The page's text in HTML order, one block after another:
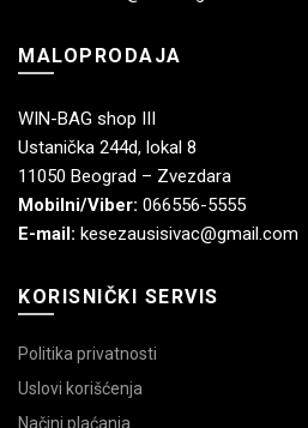
MALOPRODAJA
WIN-BAG shop III
Ustanička 244d, lokal 8
11050 Beograd – Zvezdara
Mobilni/Viber: 066556-5555
E-mail: kesezausisivac@gmail.com
KORISNIČKI SERVIS
Politika privatnosti
Uslovi korišćenja
Načini plaćanja